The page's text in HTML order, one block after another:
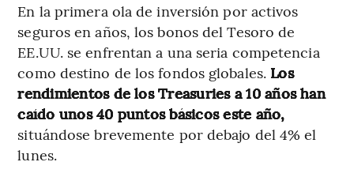
En la primera ola de inversión por activos
seguros en años, los bonos del Tesoro de
EE.UU. se enfrentan a una seria competencia
como destino de los fondos globales. Los
rendimientos de los Treasuries a 10 años han
caído unos 40 puntos básicos este año,
situándose brevemente por debajo del 4% el
lunes.